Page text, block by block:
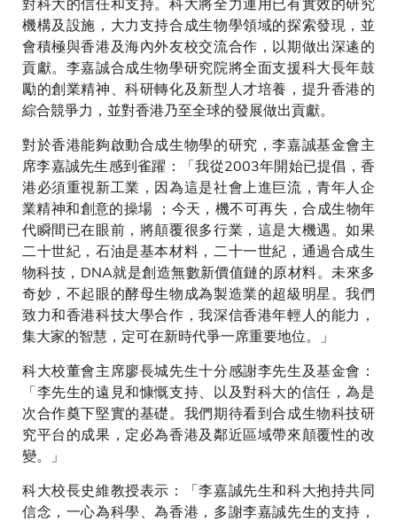
機構及設施，大力支持合成生物學領域的探索發現，並
會積極與香港及海內外友校交流合作，以期做出深逺的
貢獻。李嘉誠合成生物學研究院將全面支援科大長年鼓
勵的創業精神、科研轉化及新型人才培養，提升香港的
綜合競爭力，並對香港乃至全球的發展做出貢獻。
對於香港能夠啟動合成生物學的研究，李嘉誠基金會主
席李嘉誠先生感到雀躍：「我從2003年開始已提倡，香
港必須重視新工業，因為這是社會上進巨流，青年人企
業精神和創意的操場 ；今天，機不可再失，合成生物年
代瞬間已在眼前，將顛覆很多行業，這是大機遇。如果
二十世紀，石油是基本材料，二十一世紀，通過合成生
物科技，DNA就是創造無數新價值鏈的原材料。未來多
奇妙，不起眼的酵母生物成為製造業的超級明星。我們
致力和香港科技大學合作，我深信香港年輕人的能力，
集大家的智慧，定可在新時代爭一席重要地位。」
科大校董會主席廖長城先生十分感謝李先生及基金會：
「李先生的遠見和慷慨支持、以及對科大的信任，為是
次合作奠下堅實的基礎。我們期待看到合成生物科技研
究平台的成果，定必為香港及鄰近區域帶來顛覆性的改
變。」
科大校長史維教授表示：「李嘉誠先生和科大抱持共同
信念，一心為科學、為香港，多謝李嘉誠先生的支持，